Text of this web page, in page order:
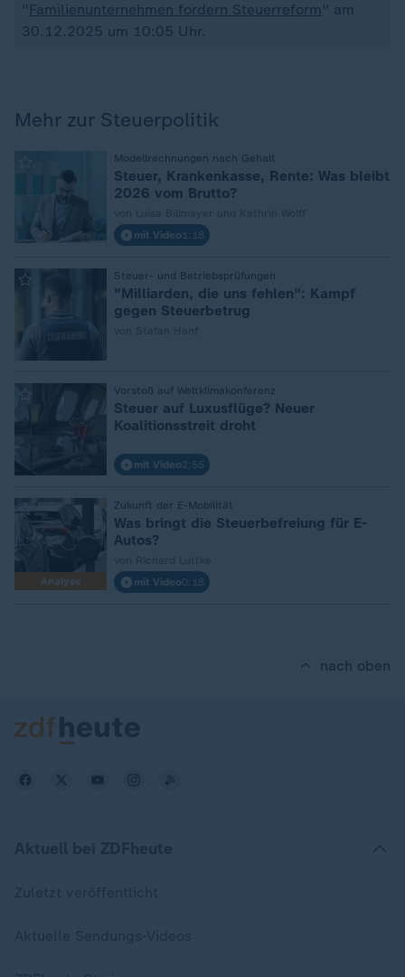
" Familienunternehmen fordern Steuerreform " am
30.12.2025 um 10:05 Uhr.
Mehr zur Steuerpolitik
Modellrechnungen nach Gehalt
Steuer, Krankenkasse, Rente: Was bleibt
2026 vom Brutto?
mit Video 1:18
Steuer- und Betriebsprüfungen
"Milliarden, die uns fehlen": Kampf
gegen Steuerbetrug
Vorstoß auf Weltklimakonferenz
Steuer auf Luxusflüge? Neuer
Koalitionsstreit droht
mit Video2:55
Analyse
Zukunft der E-Mobilität
:
Was bringt die Steuerbefreiung für E-
Autos?
mit Video0:18
nach oben